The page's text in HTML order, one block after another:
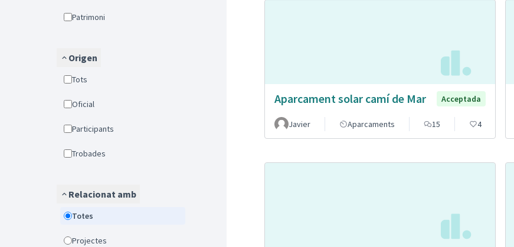
Patrimoni
Origen
Tots
Oficial
Participants
Trobades
Relacionat amb
Totes
Projectes
Aparcament solar camí de Mar Acceptada
Javier Aparcaments 15 4